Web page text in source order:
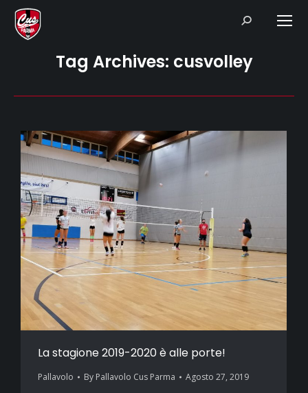
Search:
Tag Archives: cusvolley
La stagione 2019-2020 è alle porte!
Pallavolo By Pallavolo Cus Parma Agosto 27, 2019